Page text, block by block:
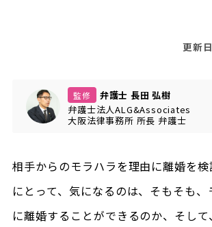
更新
監修
弁護士 長田 弘樹
弁護士法人ALG&Associates
大阪法律事務所 所長 弁護士
相手からのモラハラを理由に離婚を
にとって、気になるのは、そもそも
に離婚することができるのか、そし